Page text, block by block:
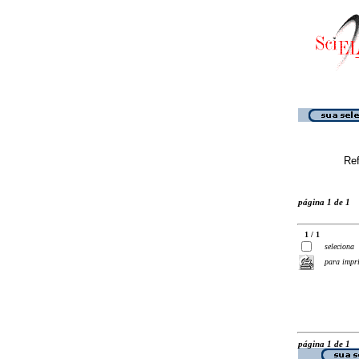
página 1 de 1
1 / 1
seleciona
para
página 1 de 1